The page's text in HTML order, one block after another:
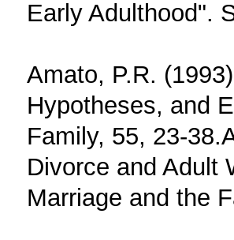
Early Adulthood".
Amato, P.R.
Hypotheses, and
Family, 55, 23-
Divorce and Adult
Marriage and the